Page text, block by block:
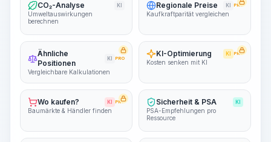
CO₂-Analyse KI
Umweltauswirkungen
berechnen
Regionale Preise KI PRO
Kaufkraftparität vergleichen
Ähnliche
Positionen
KI PRO
Vergleichbare Kalkulationen
KI-Optimierung KI PRO
Kosten senken mit KI
Wo kaufen? KI PRO
Baumärkte & Händler finden
Sicherheit & PSA KI
PSA-Empfehlungen pro
Ressource